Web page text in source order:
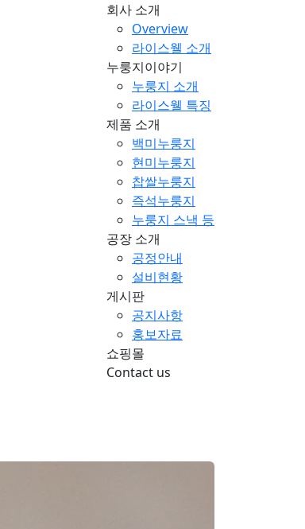
회사 소개
Overview
라이스웰 소개
누룽지이야기
누룽지 소개
라이스웰 특징
제품 소개
백미누룽지
현미누룽지
찹쌀누룽지
즉석누룽지
누룽지 스낵 등
공장 소개
공정안내
설비현황
게시판
공지사항
홍보자료
쇼핑몰
Contact us